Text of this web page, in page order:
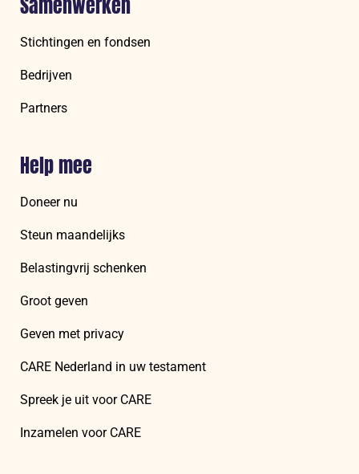
Stichtingen en fondsen
Bedrijven
Partners
Help mee
Doneer nu
Steun maandelijks
Belastingvrij schenken
Groot geven
Geven met privacy
CARE Nederland in uw testament
Spreek je uit voor CARE
Inzamelen voor CARE